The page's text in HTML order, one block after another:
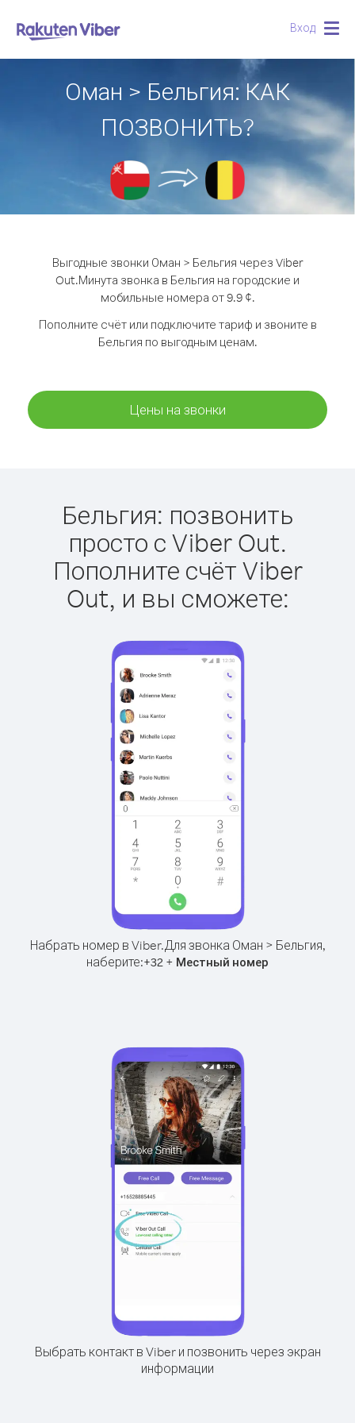
Вход
Оман > Бельгия: КАК
ПОЗВОНИТЬ?
Выгодные звонки Оман > Бельгия через Viber
Out.Минута звонка в Бельгия на городские и
мобильные номера от 9.9 ¢.
Пополните счёт или подключите тариф и звоните в
Бельгия по выгодным ценам.
Цены на звонки
Бельгия: позвонить
просто с Viber Out.
Пополните счёт Viber
Out, и вы сможете:
Набрать номер в Viber.Для звонка Оман > Бельгия,
наберите:+32 + Местный номер
Выбрать контакт в Viber и позвонить через экран
информации